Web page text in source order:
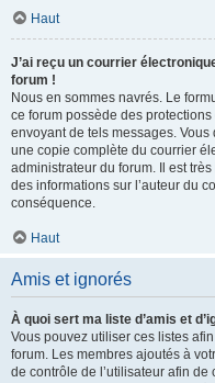
Haut
J’ai reçu un courrier
forum !
Nous en sommes navrés. Le
ce forum possède des
envoyant de tels messages.
une copie complète du courrier
administrateur du forum. Il est
des informations sur l’auteur du
conséquence.
Haut
Amis et ignorés
À quoi sert ma liste d’amis et
Vous pouvez utiliser ces listes
forum. Les membres ajoutés à
de contrôle de l’utilisateur afin